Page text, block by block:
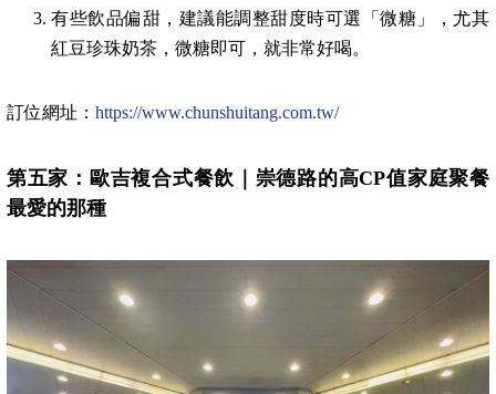
有些飲品偏甜，建議能調整甜度時可選「微糖」，尤其
紅豆珍珠奶茶，微糖即可，就非常好喝。
訂位網址： https://www.chunshuitang.com.tw/
第五家：歐吉複合式餐飲｜崇德路的高CP值家庭聚餐
最愛的那種